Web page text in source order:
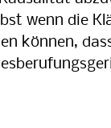
wenn die
können,